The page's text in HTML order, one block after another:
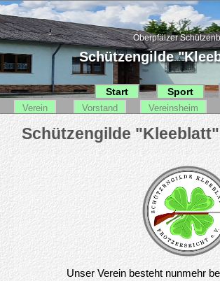
Oberpfälzer
Schützengilde
Start Sport
Verein Vorstand Vereinsheim
Unser Verein besteht nunmehr